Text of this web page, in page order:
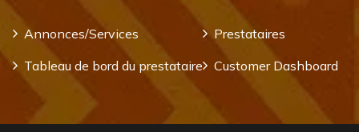
Annonces/Services
Prestataires
Tableau de bord du prestataire
Customer Dashboard